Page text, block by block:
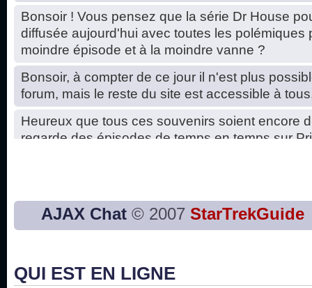
Bonsoir ! Vous pensez que la série Dr House
diffusée aujourd'hui avec toutes les polémiques
moindre épisode et à la moindre vanne ?
Bonsoir, à compter de ce jour il n'est plus
forum, mais le reste du site est accessible à
Heureux que tous ces souvenirs soient encore
regarde des épisodes de temps en temps sur
Bon, 2020, ça n'a pas trop marché. JE vous
issus des saisons 6; 7 et 8 !
AJAX Chat © 2007 StarTrekGuide
QUI EST EN LIGNE